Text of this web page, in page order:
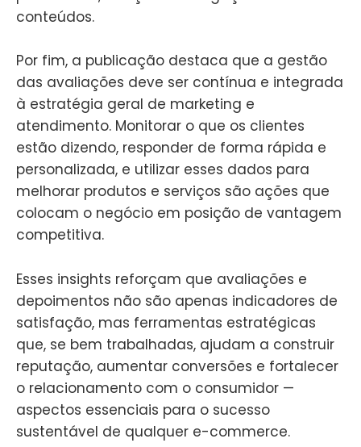
conteúdos.
Por fim, a publicação destaca que a gestão
das avaliações deve ser contínua e integrada
à estratégia geral de marketing e
atendimento. Monitorar o que os clientes
estão dizendo, responder de forma rápida e
personalizada, e utilizar esses dados para
melhorar produtos e serviços são ações que
colocam o negócio em posição de vantagem
competitiva.
Esses insights reforçam que avaliações e
depoimentos não são apenas indicadores de
satisfação, mas ferramentas estratégicas
que, se bem trabalhadas, ajudam a construir
reputação, aumentar conversões e fortalecer
o relacionamento com o consumidor —
aspectos essenciais para o sucesso
sustentável de qualquer e-commerce.